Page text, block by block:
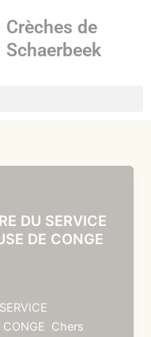
Crèches de
Schaerbeek
DU SERVICE
DE CONGE
CONGE Chers